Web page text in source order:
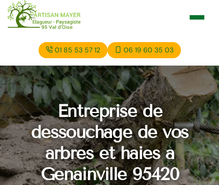
01 85 53 57 12 06 19 60 35 03
Entreprise de
dessouchage de vos
arbres et haies à
Genainville 95420